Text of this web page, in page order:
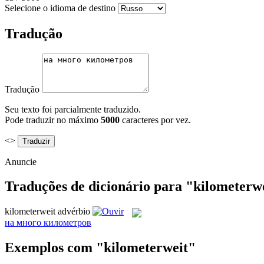
Selecione o idioma de destino
Tradução
Tradução
Seu texto foi parcialmente traduzido.
Pode traduzir no máximo 5000 caracteres por vez.
<>
Anuncie
Traduções de dicionário para
kilometerweit advérbio
на много километров
Exemplos com "kilometerweit"